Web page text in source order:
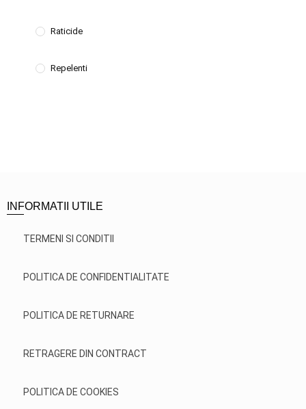
Raticide
Repelenti
INFORMATII UTILE
TERMENI SI CONDITII
POLITICA DE CONFIDENTIALITATE
POLITICA DE RETURNARE
RETRAGERE DIN CONTRACT
POLITICA DE COOKIES